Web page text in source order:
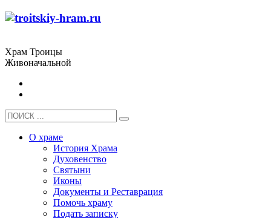
Храм Троицы
Живоначальной
О храме
История Храма
Духовенство
Святыни
Иконы
Документы и Реставрация
Помочь храму
Подать записку